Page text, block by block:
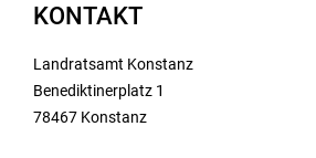
KONTAKT
Landratsamt Konstanz
Benediktinerplatz 1
78467 Konstanz